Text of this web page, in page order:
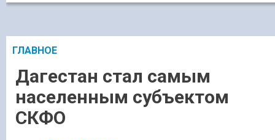
ГЛАВНОЕ
Дагестан стал самым
населенным субъектом
СКФО